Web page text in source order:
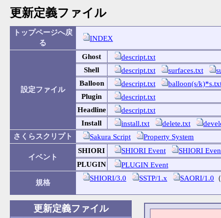
更新定義ファイル
トップページへ戻
る
INDEX
設定ファイル
Ghost
descript.txt
Shell
descript.txt surfaces.txt
Balloon
descript.txt
balloon(s/
Plugin
descript.txt
Headline
descript.txt
Install
install.txt delete.txt
さくらスクリプト
Sakura Script Property System
イベント
SHIORI SHIORI Event
SHIORI
PLUGIN
PLUGIN Event
規格
SHIORI/3.0 SSTP/1.x SAORI/1.0
更新定義ファイル